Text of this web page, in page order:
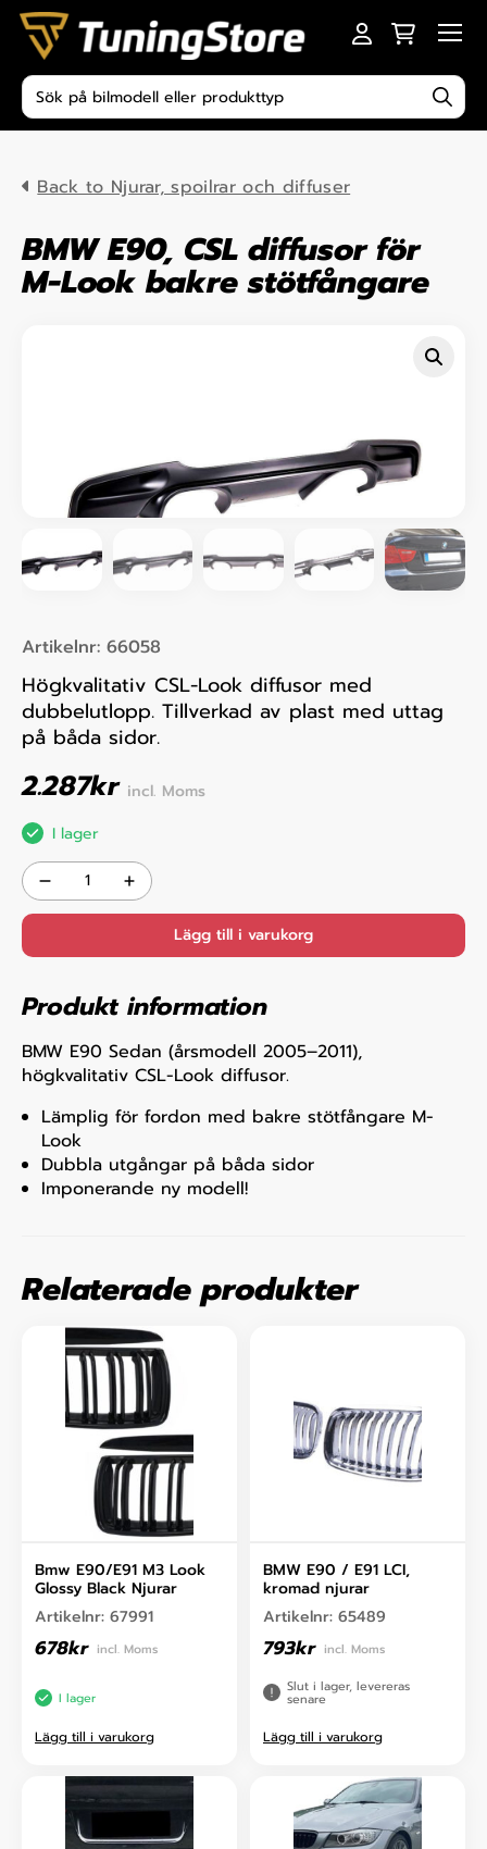
Skip to content
Produktsökning
Back to Njurar, spoilrar och diffuser
BMW E90, CSL diffusor för
M-Look bakre stötfångare
Artikelnr: 66058
Högkvalitativ CSL-Look diffusor med
dubbelutlopp. Tillverkad av plast med uttag
på båda sidor.
2.287kr incl. Moms
I lager
Lägg till i varukorg
Produkt information
BMW E90 Sedan (årsmodell 2005–2011),
högkvalitativ CSL-Look diffusor.
Lämplig för fordon med bakre stötfångare M-
Look
Dubbla utgångar på båda sidor
Imponerande ny modell!
Relaterade produkter
Bmw E90/E91 M3 Look
Glossy Black Njurar
Artikelnr: 67991
678kr incl. Moms
I lager
Lägg till i varukorg
BMW E90 / E91 LCI,
kromad njurar
Artikelnr: 65489
793kr incl. Moms
Slut i lager, levereras
senare
Lägg till i varukorg